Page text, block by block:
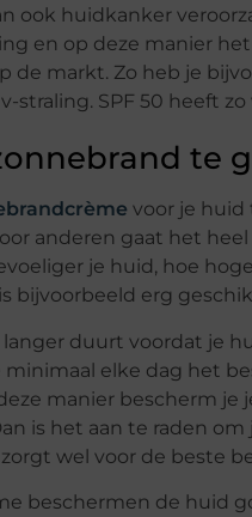
ook huidkanker
en op deze manier
markt. Zo heb je
SPF 50 heeft
te
voor je huid
anderen gaat het
je huid, hoe
bijvoorbeeld erg
duurt voordat je
elke dag het
manier bescherm
is het aan te raden
wel voor de beste
beschermen de huid